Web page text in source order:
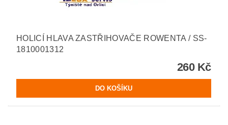
HOLICÍ HLAVA ZASTŘIHOVAČE ROWENTA / SS-
1810001312
260 Kč